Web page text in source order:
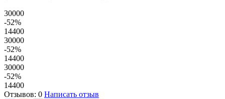
30000
-52%
14400
30000
-52%
14400
30000
-52%
14400
Отзывов: 0 Написать отзыв